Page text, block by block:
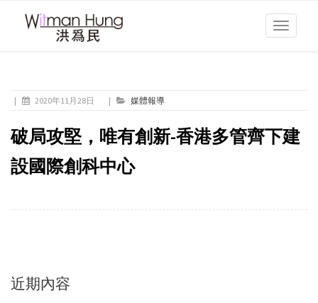
Toggle
| 2020年11月28日 | 媒體報導
破局攻堅，唯有創新-香港多管齊下建
設國際創科中心
近期內容